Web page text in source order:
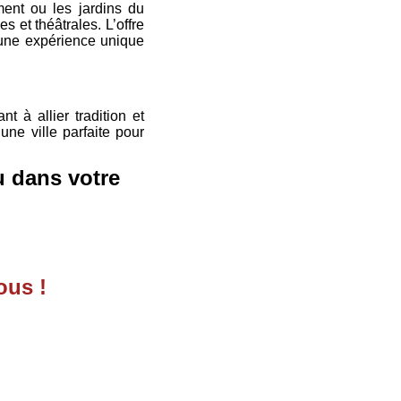
ou les jardins du
et théâtrales. L’offre
expérience unique
à allier tradition et
ville parfaite pour
dans votre
!